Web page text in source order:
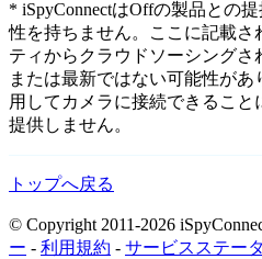
* iSpyConnectはOffの製品との
性を持ちません。ここに記載
ティからクラウドソーシングさ
または最新ではない可能性が
用してカメラに接続できるこ
提供しません。
トップへ戻る
© Copyright 2011-2026
ー - 利用規約 - サービスステー